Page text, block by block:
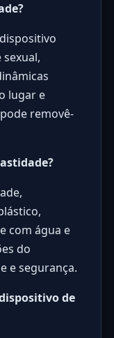
lugar e
removê-
com água e
do
e segurança.
de